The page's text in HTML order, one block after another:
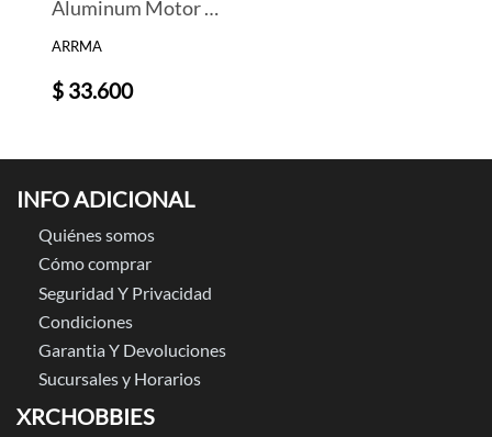
Aluminum Motor Mount Set
ARRMA
$ 33.600
INFO ADICIONAL
Quiénes somos
Cómo comprar
Seguridad Y Privacidad
Condiciones
Garantia Y Devoluciones
Sucursales y Horarios
XRCHOBBIES